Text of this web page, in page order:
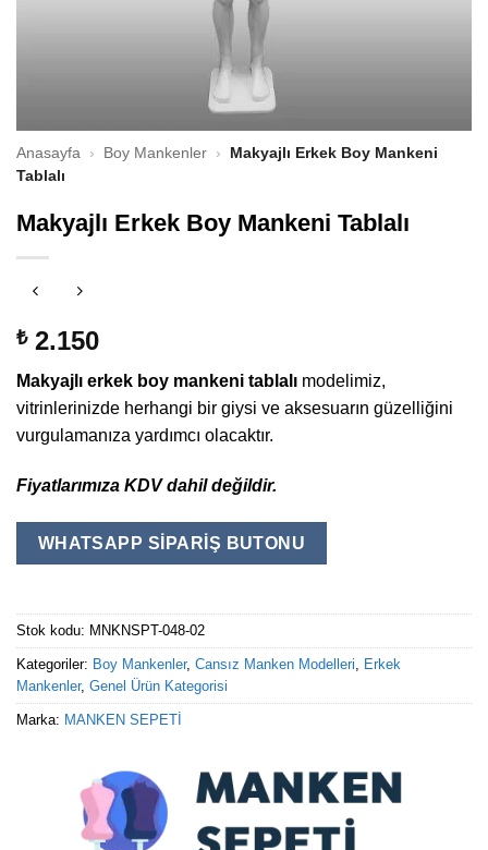
Anasayfa › Boy Mankenler ›
Makyajlı Erkek Boy Mankeni
Tablalı
Makyajlı Erkek Boy Mankeni Tablalı
₺2.150
Makyajlı erkek boy mankeni tablalı modelimiz,
vitrinlerinizde herhangi bir giysi ve aksesuarın güzelliğini
vurgulamanıza yardımcı olacaktır.
Fiyatlarımıza KDV dahil değildir.
WHATSAPP SIPARIŞ BUTONU
Stok kodu: MNKNSPT-048-02
Kategoriler: Boy Mankenler, Cansız Manken Modelleri, Erkek
Mankenler, Genel Ürün Kategorisi
Marka: MANKEN SEPETİ